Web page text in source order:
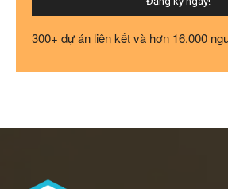
300+ dự án liên kết và hơn 16.000